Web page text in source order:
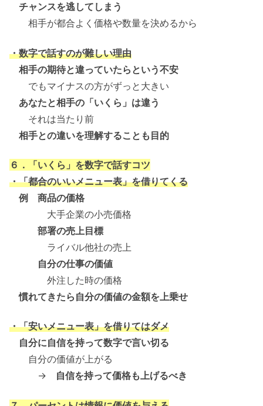
チャンスを逃してしまう
相手が都合よく価格や数量を決めるから
・数字で話すのが難しい理由
相手の期待と違っていたらという不安
でもマイナスの方がずっと大きい
あなたと相手の「いくら」は違う
それは当たり前
相手との違いを理解することも目的
６．「いくら」を数字で話すコツ
・「都合のいいメニュー表」を借りてくる
例 商品の価格
大手企業の小売価格
部署の売上目標
ライバル他社の売上
自分の仕事の価値
外注した時の価格
慣れてきたら自分の価値の金額を上乗せ
・「安いメニュー表」を借りてはダメ
自分に自信を持って数字で言い切る
自分の価値が上がる
→ 自信を持って価格も上げるべき